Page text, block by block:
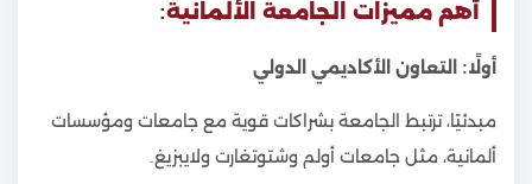
أهم مميزات الجامعة الألمانية:
أولًا: التعاون الأكاديمي الدولي
مبدئيًا، ترتبط الجامعة بشراكات قوية مع جامعات ومؤسسات
ألمانية، مثل جامعات أولم وشتوتغارت ولايبزيغ.